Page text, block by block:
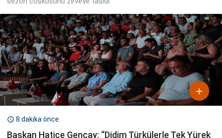

 8 dakika önce
Başkan Hatice Gençay: “Didim Türkülerle Tek Yürek